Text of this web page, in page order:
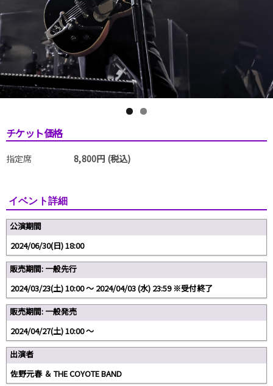
チケット価格
指定席 8,800円 (税込)
イベント詳細
公演期間
2024/06/30(日) 18:00
販売期間: 一般先行
2024/03/23(土) 10:00 〜 2024/04/03 (水) 23:59 ※受付終了
販売期間: 一般発売
2024/04/27(土) 10:00 〜
出演者
佐野元春 ＆ THE COYOTE BAND